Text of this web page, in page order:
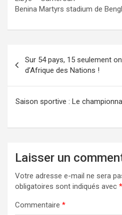
Benina Martyrs stadium de
de
l’article
Sur 54 pays, 15 seulement
d’Afrique des Nations !
Saison sportive : Le
Laisser un
Votre adresse e-mail ne sera
obligatoires sont indiqués avec *
Commentaire *